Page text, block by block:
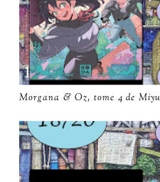
Morgana & Oz, tome 4 de